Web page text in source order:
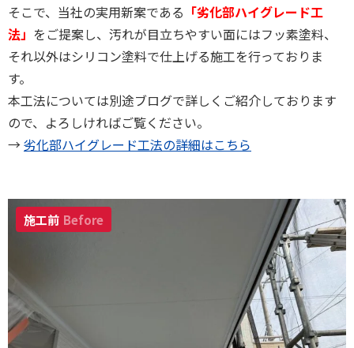
そこで、当社の実用新案である 「劣化部ハイグレード工
法」 をご提案し、汚れが目立ちやすい面にはフッ素塗料、
それ以外はシリコン塗料で仕上げる施工を行っておりま
す。
本工法については別途ブログで詳しくご紹介しております
ので、よろしければご覧ください。
→劣化部ハイグレード工法の詳細はこちら
施工前 Before